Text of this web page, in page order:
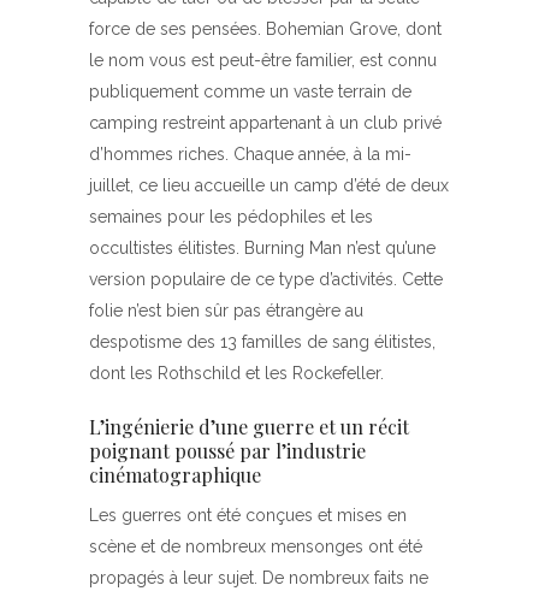
force de ses pensées. Bohemian Grove, dont
le nom vous est peut-être familier, est connu
publiquement comme un vaste terrain de
camping restreint appartenant à un club privé
d’hommes riches. Chaque année, à la mi-
juillet, ce lieu accueille un camp d’été de deux
semaines pour les pédophiles et les
occultistes élitistes. Burning Man n’est qu’une
version populaire de ce type d’activités. Cette
folie n’est bien sûr pas étrangère au
despotisme des 13 familles de sang élitistes,
dont les Rothschild et les Rockefeller.
L’ingénierie d’une guerre et un récit
poignant poussé par l’industrie
cinématographique
Les guerres ont été conçues et mises en
scène et de nombreux mensonges ont été
propagés à leur sujet. De nombreux faits ne